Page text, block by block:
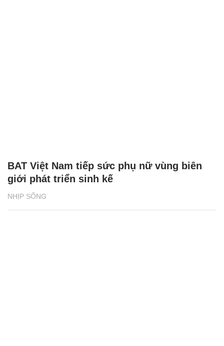
NHỊP SỐNG
BAT Việt Nam tiếp sức phụ nữ vùng biên
giới phát triển sinh kế